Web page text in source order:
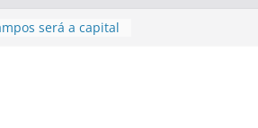
será a capital
Orientados